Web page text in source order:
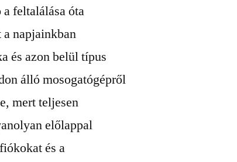
feltalálása óta
napjainkban
és azon belül típus
álló mosogatógépről
mert teljesen
előlappal
és a